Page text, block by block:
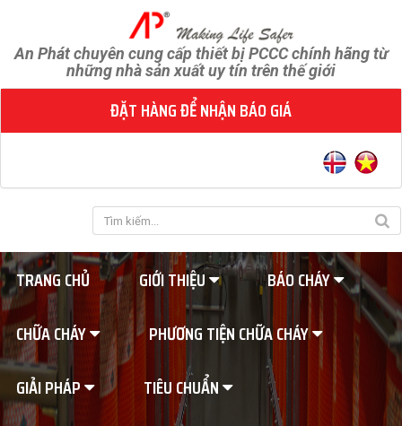
An Phát chuyên cung cấp thiết bị PCCC chính hãng từ
những nhà sản xuất uy tín trên thế giới
ĐẶT HÀNG ĐỂ NHẬN BÁO GIÁ
TRANG CHỦ GIỚI THIỆU
BÁO CHÁY
CHỮA CHÁY
PHƯƠNG TIỆN CHỮA CHÁY
GIẢI PHÁP
TIÊU CHUẨN